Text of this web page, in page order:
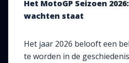
Het MotoGP Seizoen
wachten staat
Het jaar 2026 belooft een
te worden in de